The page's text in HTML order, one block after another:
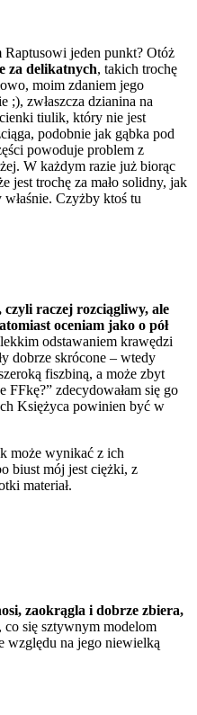
Raptusowi jeden punkt? Otóż
za delikatnych, takich trochę
moim zdaniem jego
;), zwłaszcza dzianina na
tiulik, który nie jest
podobnie jak gąbka pod
powoduje problem z
W każdym razie już biorąc
jest trochę za mało solidny, jak
Czyżby ktoś tu
raczej rozciągliwy, ale
oceniam jako o pół
odstawaniem krawędzi
dobrze skrócone – wtedy
fiszbiną, a może zbyt
FFkę?” zdecydowałam się go
Księżyca powinien być w
może wynikać z ich
biust mój jest ciężki, z
materiał.
zaokrągla i dobrze zbiera,
co się sztywnym modelom
względu na jego niewielką